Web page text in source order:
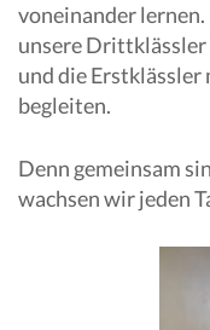
voneinander lernen.
unsere
und die
begleiten.
Denn gemeinsam
wachsen wir jeden